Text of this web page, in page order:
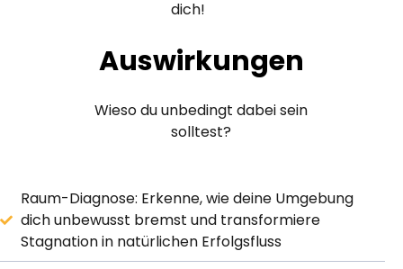
dich!
Auswirkungen
Wieso du unbedingt dabei sein
solltest?
Raum-Diagnose: Erkenne, wie deine Umgebung
dich unbewusst bremst und transformiere
Stagnation in natürlichen Erfolgsfluss